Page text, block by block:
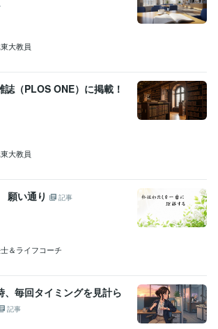
大教員
（PLOS ONE）に掲載！
大教員
い通り
記事
＆ライフコーチ
、毎回タイミングを見計ら
記事